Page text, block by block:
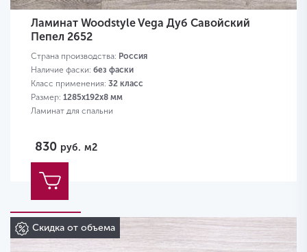
Ламинат Woodstyle Vega Дуб Савойский
Пепел 2652
Страна производства: Россия
Наличие фаски: без фаски
Класс применения: 32 класс
Размер: 1285х192х8 мм
Ламинат для спальни
830 руб. м2
Скидка от объема